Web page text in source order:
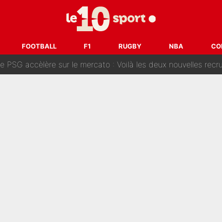
FOOTBALL F1 RUGBY NBA
Benatia revient sur ses propos dans The Bridge et précise
sont investis» : Pendant que l'OM est en pleine crise financière, Frank
accèlère sur le mercato : Voilà les deux nouvelles recrues